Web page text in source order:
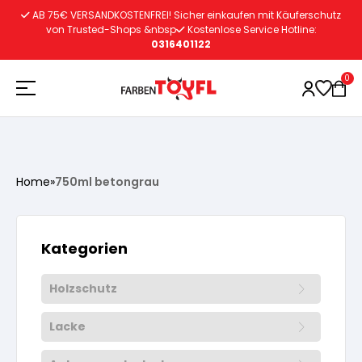
Vorbereitung
Wasserlösliche Grundierung
Lösemittelhältige Grundierung
Lacke
Wasserlösliche Grundierung
Vorbereitung
Innenfarben
AB 75€ VERSANDKOSTENFREI! Sicher einkaufen mit Käuferschutz
von Trusted-Shops &nbsp
Kostenlose Service Hotline:
0316401122
0
Home»750ml betongrau
Kategorien
Holzschutz
Vorbereitung
Wasserlösliche Grundierung
Lacke